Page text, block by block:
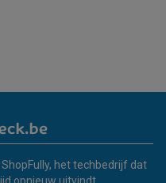
het techbedrijf dat